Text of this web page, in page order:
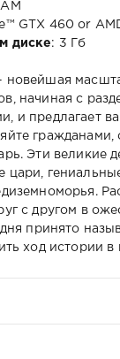
GTX 460 or
диске: 3 Гб
новейшая
начиная с
и предлагает
гражданами,
Эти великие
цари,
с другом в
принято
ход истории